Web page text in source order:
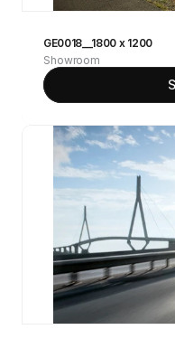
GE0018__1800 x 1200
Showroom